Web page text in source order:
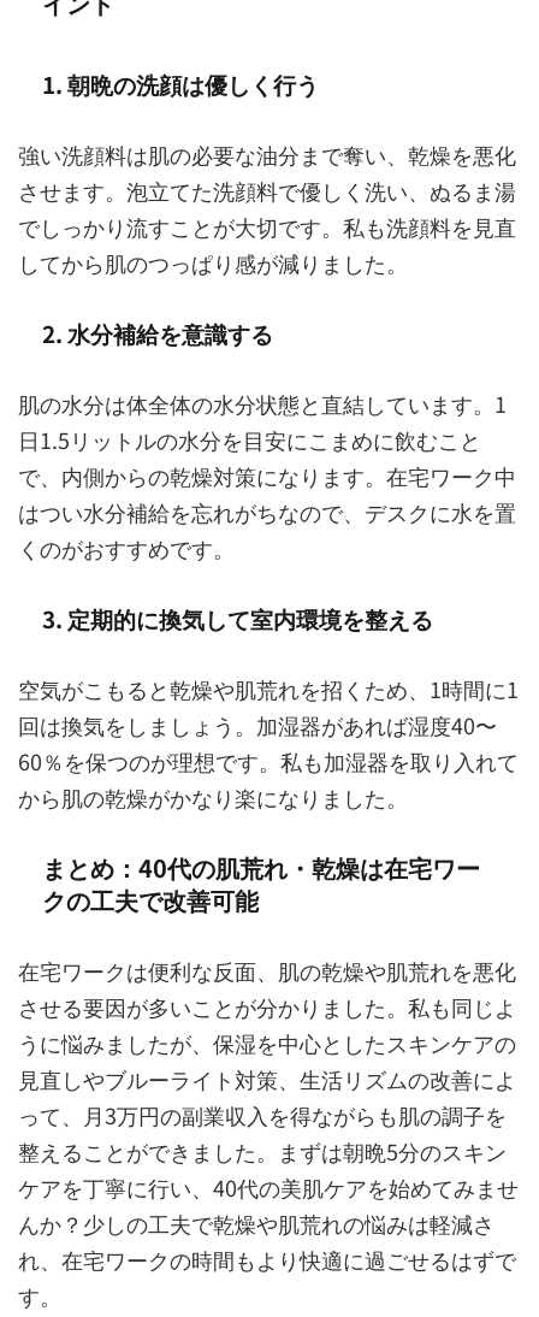
1. 朝晩の洗顔は優しく行う
強い洗顔料は肌の必要な油分まで奪い、乾燥を悪化
させます。泡立てた洗顔料で優しく洗い、ぬるま湯
でしっかり流すことが大切です。私も洗顔料を見直
してから肌のつっぱり感が減りました。
2. 水分補給を意識する
肌の水分は体全体の水分状態と直結しています。1
日1.5リットルの水分を目安にこまめに飲むこと
で、内側からの乾燥対策になります。在宅ワーク中
はつい水分補給を忘れがちなので、デスクに水を置
くのがおすすめです。
3. 定期的に換気して室内環境を整える
空気がこもると乾燥や肌荒れを招くため、1時間に1
回は換気をしましょう。加湿器があれば湿度40〜
60％を保つのが理想です。私も加湿器を取り入れて
から肌の乾燥がかなり楽になりました。
まとめ：40代の肌荒れ・乾燥は在宅ワー
クの工夫で改善可能
在宅ワークは便利な反面、肌の乾燥や肌荒れを悪化
させる要因が多いことが分かりました。私も同じよ
うに悩みましたが、保湿を中心としたスキンケアの
見直しやブルーライト対策、生活リズムの改善によ
って、月3万円の副業収入を得ながらも肌の調子を
整えることができました。まずは朝晩5分のスキン
ケアを丁寧に行い、 40代の美肌ケアを始めてみませ
んか？少しの工夫で乾燥や肌荒れの悩みは軽減さ
れ、在宅ワークの時間もより快適に過ごせるはずで
す。